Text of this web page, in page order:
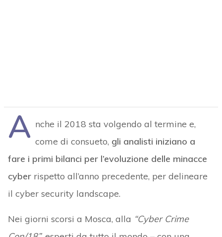
A nche il 2018 sta volgendo al termine e,
come di consueto, gli analisti iniziano a
fare i primi bilanci per l’evoluzione delle minacce
cyberrispetto all’anno precedente, per delineare
il cyber security landscape.
Nei giorni scorsi a Mosca, alla “Cyber Crime